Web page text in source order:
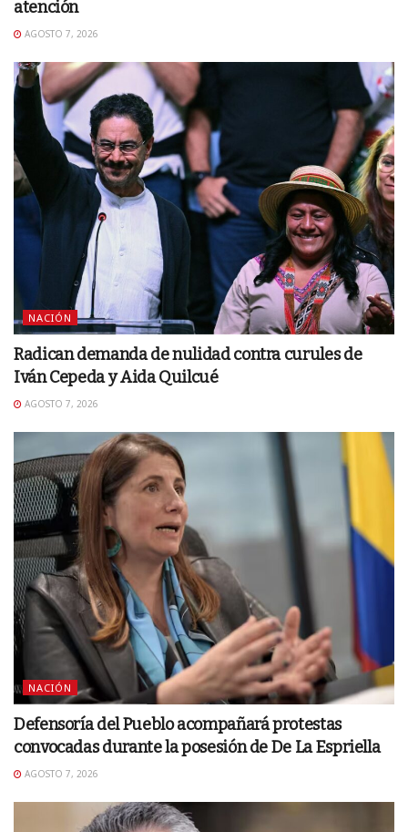
atención
AGOSTO 7, 2026
NACIÓN
Radican demanda de nulidad contra curules de
Iván Cepeda y Aida Quilcué
AGOSTO 7, 2026
NACIÓN
Defensoría del Pueblo acompañará protestas
convocadas durante la posesión de De La Espriella
AGOSTO 7, 2026